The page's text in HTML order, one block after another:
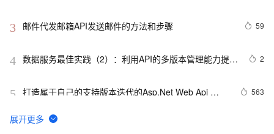
3 邮件代发邮箱API发送邮件的方法和步骤 59
4 数据服务最佳实践（2）：利用API的多版本管理能力提升
2
5 打造属于自己的支持版本迭代的Asp.Net Web Api
563
6 亚马逊商品 API接口，开发者详解与使用指南